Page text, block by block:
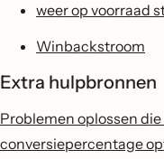
weer op voorraad
Winbackstroom
Extra hulpbronnen
Problemen oplossen
conversiepercentage